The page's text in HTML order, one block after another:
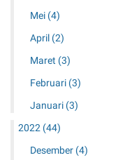
Mei (4)
April (2)
Maret (3)
Februari (3)
Januari (3)
2022 (44)
Desember (4)